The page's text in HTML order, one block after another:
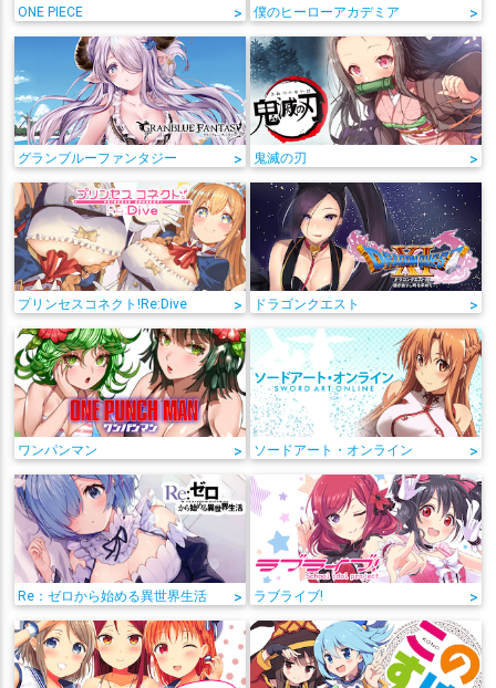
ONE PIECE > 僕のヒーローアカデミア >
グランブルーファンタジー > 鬼滅の刃 >
プリンセスコネクト!Re:Dive > ドラゴンクエスト >
ワンパンマン > ソードアート・オンライン >
Re：ゼロから始める異世界生活 > ラブライブ! >